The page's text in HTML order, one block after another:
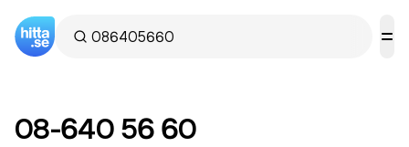
08-640 56 60